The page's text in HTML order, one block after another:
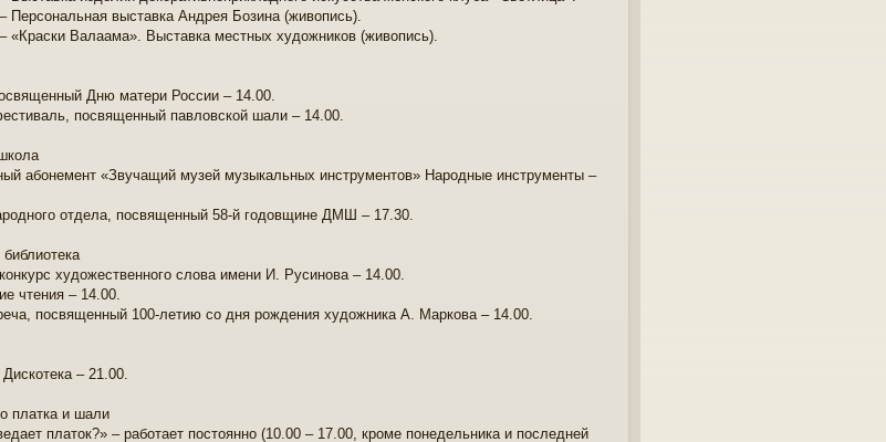
Персональная выставка Андрея Бозина (живопись).
«Краски Валаама». Выставка местных художников (живопись).
Дню матери России – 14.00.
посвященный павловской шали – 14.00.
абонемент «Звучащий музей музыкальных инструментов» Народные инструменты –
отдела, посвященный 58-й годовщине ДМШ – 17.30.
художественного слова имени И. Русинова – 14.00.
чтения – 14.00.
посвященный 100-летию со дня рождения художника А. Маркова – 14.00.
– 21.00.
платка и шали
платок?» – работает постоянно (10.00 – 17.00, кроме понедельника и последней